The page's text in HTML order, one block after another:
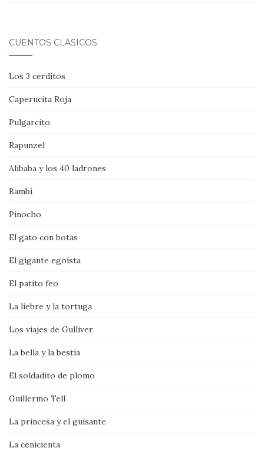
CUENTOS CLÁSICOS
Los 3 cerditos
Caperucita Roja
Pulgarcito
Rapunzel
Alibaba y los 40 ladrones
Bambi
Pinocho
El gato con botas
El gigante egoísta
El patito feo
La liebre y la tortuga
Los viajes de Gulliver
La bella y la bestia
El soldadito de plomo
Guillermo Tell
La princesa y el guisante
La cenicienta